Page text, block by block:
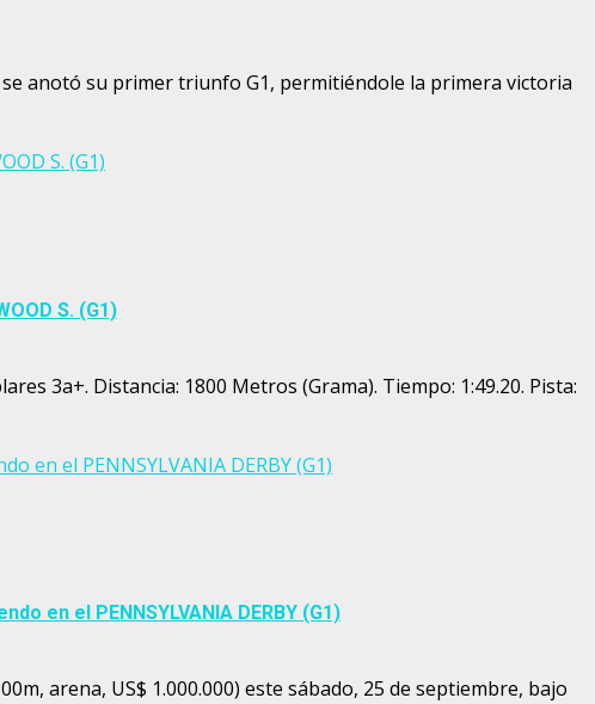
anotó su primer triunfo G1, permitiéndole la primera victoria
S. (G1)
S. (G1)
3a+. Distancia: 1800 Metros (Grama). Tiempo: 1:49.20. Pista:
en el PENNSYLVANIA DERBY (G1)
en el PENNSYLVANIA DERBY (G1)
arena, US$ 1.000.000) este sábado, 25 de septiembre, bajo